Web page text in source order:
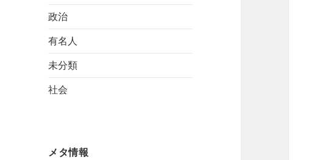
政治
有名人
未分類
社会
メタ情報